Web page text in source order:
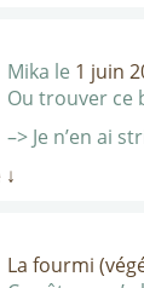
Mika le 1 juin
Ou trouver ce
–> Je n’en ai
↓
La fourmi